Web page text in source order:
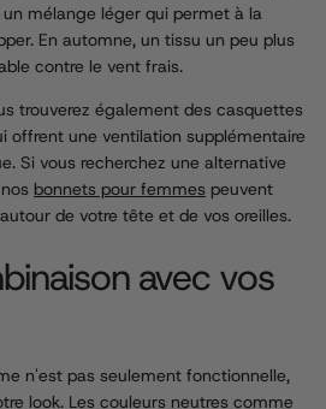
mélange léger qui permet à la
En automne, un tissu un peu plus
contre le vent frais.
trouverez également des casquettes
offrent une ventilation supplémentaire
Si vous recherchez une alternative
bonnets pour femmes peuvent
de votre tête et de vos oreilles.
avec vos
n'est pas seulement fonctionnelle,
look. Les couleurs neutres comme